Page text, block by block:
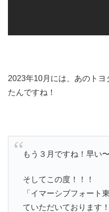
2023年10月には、あのト
たんですね！
もう３月ですね！早い〜
そしてこの度！！！
「イマーシブフォート
ていただいております！